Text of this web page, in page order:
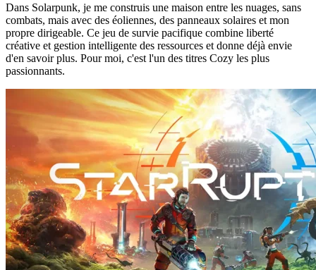
Dans Solarpunk, je me construis une maison entre les nuages, sans
combats, mais avec des éoliennes, des panneaux solaires et mon
propre dirigeable. Ce jeu de survie pacifique combine liberté
créative et gestion intelligente des ressources et donne déjà envie
d'en savoir plus. Pour moi, c'est l'un des titres Cozy les plus
passionnants.